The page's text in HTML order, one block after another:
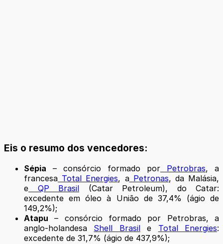
Eis o resumo dos vencedores:
Sépia – consórcio formado por Petrobras, a
francesa Total Energies, aPetronas, da Malásia,
e QP Brasil (Catar Petroleum), do Catar:
excedente em óleo à União de 37,4% (ágio de
149,2%);
Atapu – consórcio formado por Petrobras, a
anglo-holandesa Shell Brasile Total Energies:
excedente de 31,7% (ágio de 437,9%);